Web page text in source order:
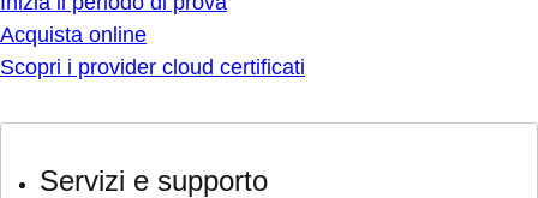
Acquista online
Scopri i provider cloud certificati
Servizi e supporto